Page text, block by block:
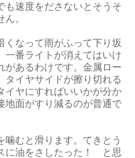
も速度をださないとそうそ
。
くなって雨がふって下り坂
一番ライトが消えてはいけ
があるわけです。金属ロー
タイヤサイドが擦り切れる
イヤにすればいいかが分か
地面がすり減るのが普通で
噛むと滑ります。てきとう
に油をさしたった！ と思